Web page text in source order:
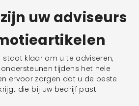
uw adviseurs
staat klaar om u te adviseren,
tijdens het hele
ervoor zorgen dat u de beste
die bij uw bedrijf past.